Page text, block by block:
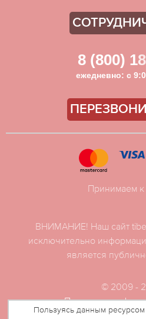
8 (800)
ежедневно: с
ВНИМАНИЕ! Наш сайт
исключительно
является
© 2009 -
Политика
Принимаем к
Пользуясь данным